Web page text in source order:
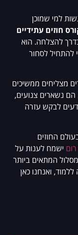
למי שמוכן
חוזים עתידיים
להצלחה. הוא
להתחיל לסחור
מצליחים ממשיכים
נשארים צנועים,
לבקש עזרה
החוזים
ישמח לענות על
המתאים ביותר
ואנחנו כאן